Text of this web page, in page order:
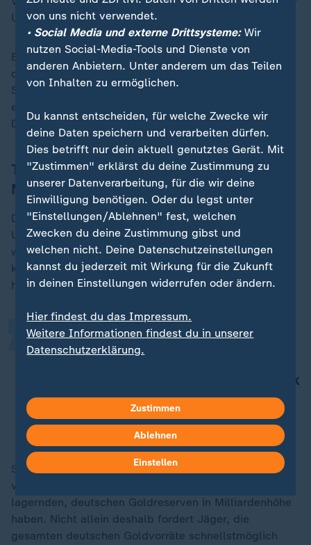
US-Notenbank in Augenschein nehmen.
Eigentlich nicht der Rede wert, solange die FED ihnen
den Zutritt gewährt und politisch unabhängig bleibt.
Sie ist aus gutem Grund autark, denn sie hat dadurch
eine herausragende Bedeutung für die Stabilität des
Dollars.
Trump will mehr Kontrolle über US-
Notenbank
Doch US-Präsident Donald Trump stellt deren
Unabhängigkeit gerne in Frage. Er wettert immer mal
wieder gerne gegen deren Chef Jerome Powell, den er
kurioserweise selbst 2018 zum Chef der FED ernannt
hat.
Das erklärte Ziel von Präsident
Donald Trump: Er möchte eine
engere Anbindung der US-Notenbank
FED an das Oval Office.
„
Michael Jäger, Europäischer Steuerzahlerbund
Sollte die US-Notenbank zum Teil ihre Unabhängigkeit
verlieren, könnte das auch Folgen für die dort
lagernden, deutschen Goldreserven in Milliardenhöhe
haben. Nicht allein deshalb fordert Jäger, die
gesamten deutschen Goldvorräte schnellstmöglich
von uns nicht verwendet.
• Social Media und externe Drittsysteme:Wir
nutzen Social-Media-Tools und Dienste von
anderen Anbietern. Unter anderem um das Teilen
von Inhalten zu ermöglichen.
Du kannst entscheiden, für welche Zwecke wir
deine Daten speichern und verarbeiten dürfen.
Dies betrifft nur dein aktuell genutztes Gerät. Mit
"Zustimmen" erklärst du deine Zustimmung zu
unserer Datenverarbeitung, für die wir deine
Einwilligung benötigen. Oder du legst unter
"Einstellungen/Ablehnen" fest, welchen
Zwecken du deine Zustimmung gibst und
welchen nicht. Deine Datenschutzeinstellungen
kannst du jederzeit mit Wirkung für die Zukunft
in deinen Einstellungen widerrufen oder ändern.
Hier findest du das Impressum.
Weitere Informationen findest du in unserer
Datenschutzerklärung.
Zustimmen
Ablehnen
Einstellen